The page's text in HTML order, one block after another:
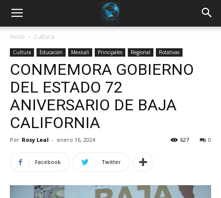
Inicio Cultura
Cultura Educación Mexicali Principales Regional Rotativas
CONMEMORA GOBIERNO
DEL ESTADO 72
ANIVERSARIO DE BAJA
CALIFORNIA
Por Rosy Leal - enero 16, 2024 0
627
Facebook Twitter